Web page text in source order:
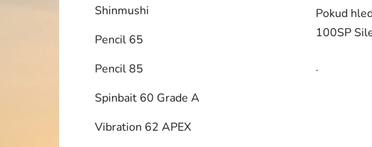
Shinmushi
Pencil 65
Pencil 85
Spinbait 60 Grade A
Vibration 62 APEX
Pokud
100SP
.